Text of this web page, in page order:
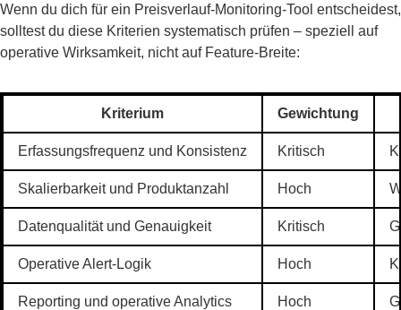
Wenn du dich für ein Preisverlauf-Monitoring-Tool entscheidest,
solltest du diese Kriterien systematisch prüfen – speziell auf
operative Wirksamkeit, nicht auf Feature-Breite:
Kriterium Gewichtung
Erfassungsfrequenz und Konsistenz Kritisch
Skalierbarkeit und Produktanzahl Hoch
Datenqualität und Genauigkeit Kritisch
Operative Alert-Logik Hoch
Reporting und operative Analytics Hoch